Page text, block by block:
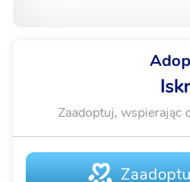
Zaadoptuj, wspierając